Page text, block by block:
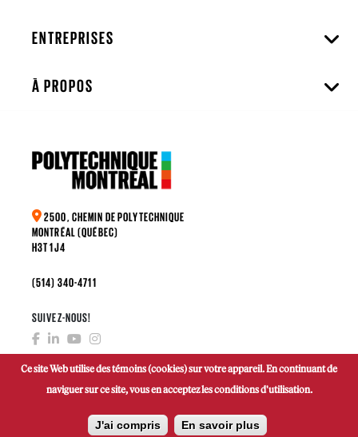
ENTREPRISES
À PROPOS
2500, CHEMIN DE POLYTECHNIQUE
MONTRÉAL (QUÉBEC)
H3T 1J4
(514) 340-4711
SUIVEZ-NOUS!
FAIRE UN DON
Ce site Web utilise des témoins (cookies) sur votre appareil. En continuant de
naviguer sur ce site, vous en acceptez les conditions d'utilisation.
J'ai compris En savoir plus